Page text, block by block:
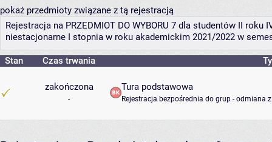
pokaż przedmioty związane z tą rejestracją
Rejestracja na PRZEDMIOT DO WYBORU 7 dla studentów II
niestacjonarne I stopnia w roku akademickim 2021/2022 w
Stan Czas trwania
zakończona
-
Tura podstawowa
Rejestracja bezpośrednia do grup - odmiana